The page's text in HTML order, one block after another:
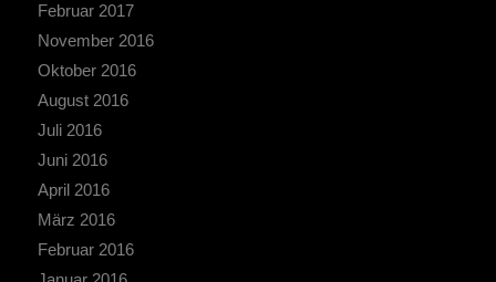
Februar 2017
November 2016
Oktober 2016
August 2016
Juli 2016
Juni 2016
April 2016
März 2016
Februar 2016